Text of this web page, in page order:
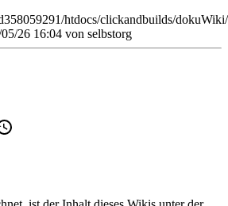
htdocs/clickandbuilds/
26 16:04 von selbstorg